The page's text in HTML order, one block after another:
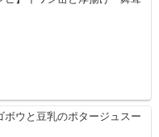
ウと豆乳のポタージュスー